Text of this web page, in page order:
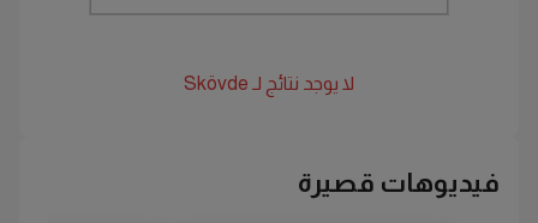
لا يوجد نتائج لـ Skövde
فيديوهات قصيرة